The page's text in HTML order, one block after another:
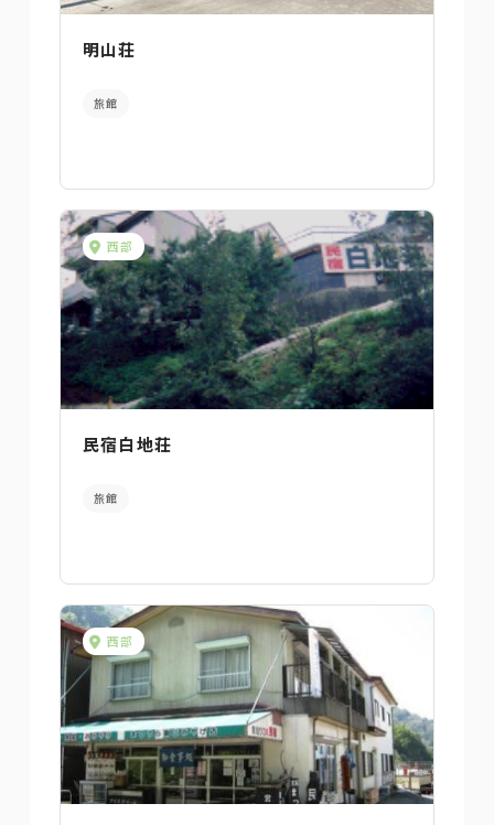
明山荘
旅館
西部
民宿白地荘
旅館
西部